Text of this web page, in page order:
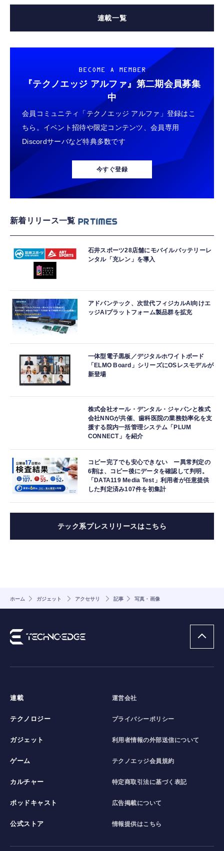
連載一覧
BECOME A MEMBER
『テクノエッジ アルファ』 第二期会員募集
中
会員コミュニティ「テクノエッジ アルファ」登録はこ
ちら。イベント招待や限定コンテンツ、会員専用
Discordサーバなど特典多数です
今すぐ登録
新着リリース一覧
石井スポーツ28店舗にモバイルバッテリーレ
ンタル「充レン」を導入
アドバンテック、次世代フィジカルAI向けエ
ッジAIプラットフォーム製品群を拡充
一体型電子黒板／デジタルホワイトボード
「ELMO Board」シリーズにOSレスモデルが
新登場
株式会社オール・デンタル・ジャパンと株式
会社NNGが共催、歯科医院の業務効率化を支
援する院内一括管理システム「PLUM
CONNECT」を紹介
コピー完了でも安心できない ー異常判定の
6割は、コピー後にデータを確認して判明。
「DATA119 Media Test」利用者が任意提供
した判定済み107件を初集計
テック系プレスリリースはこちら
ホーム ガジェット アクセサリ 記事 写真・画像
連載
テクノロジー
ガジェット
ゲーム
カルチャー
ポッドキャスト
公式ストア
運営会社
プライバシーポリシー
利用者情報の外部送信について
テクノエッジ会員規約
特定商取引法に基づく表記
広告掲載について
情報提供はこちら